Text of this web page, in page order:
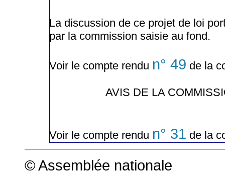
La discussion de ce projet de loi
par la commission saisie au fond.
Voir le compte rendu n° 49 de la
AVIS DE LA
Voir le compte rendu n° 31 de la
© Assemblée nationale